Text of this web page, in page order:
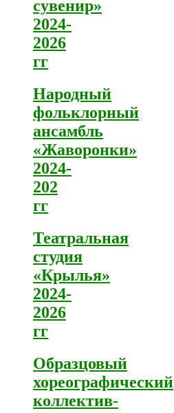
сувенир»
2024-
2026
гг
Народный
фольклорный
ансамбль
«Жаворонки»
2024-
202
гг
Театральная
студия
«Крылья»
2024-
2026
гг
Образцовый
хореографический
коллектив-